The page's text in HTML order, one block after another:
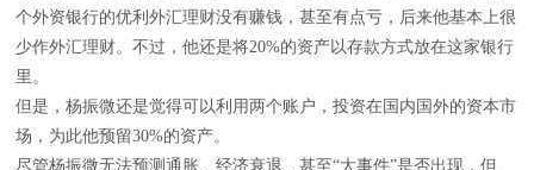
个外资银行的优利外汇理财没有赚钱，甚至有点亏，后来他基本上很
少作外汇理财。不过，他还是将20%的资产以存款方式放在这家银行
里。
但是，杨振微还是觉得可以利用两个账户，投资在国内国外的资本市
场，为此他预留30%的资产。
尽管杨振微无法预测通胀、经济衰退、甚至“大事件”是否出现，但